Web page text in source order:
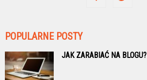
POPULARNE POSTY
JAK ZARABIAĆ NA BLOGU?